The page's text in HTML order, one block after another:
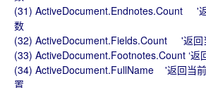
(31) ActiveDocument.Endnotes.Count '
数
(32) ActiveDocument.Fields.Count '返回
(33) ActiveDocument.Footnotes.Count ‘返
(34) ActiveDocument.FullName '返回当
置